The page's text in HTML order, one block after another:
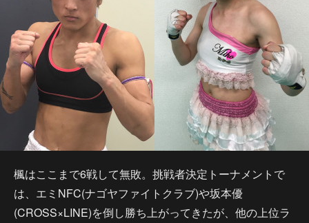
楓はここまで6戦して無敗。挑戦者決定トーナメントで
は、エミNFC(ナゴヤファイトクラブ)や坂本優
(CROSS×LINE)を倒し勝ち上がってきたが、他の上位ラ